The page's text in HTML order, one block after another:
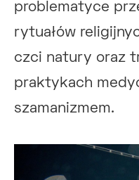
problematyce
rytuałów
czci natury oraz
praktykach
szamanizmem.